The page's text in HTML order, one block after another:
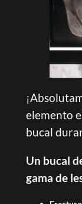
elemento
bucal
Un bucal
gama de